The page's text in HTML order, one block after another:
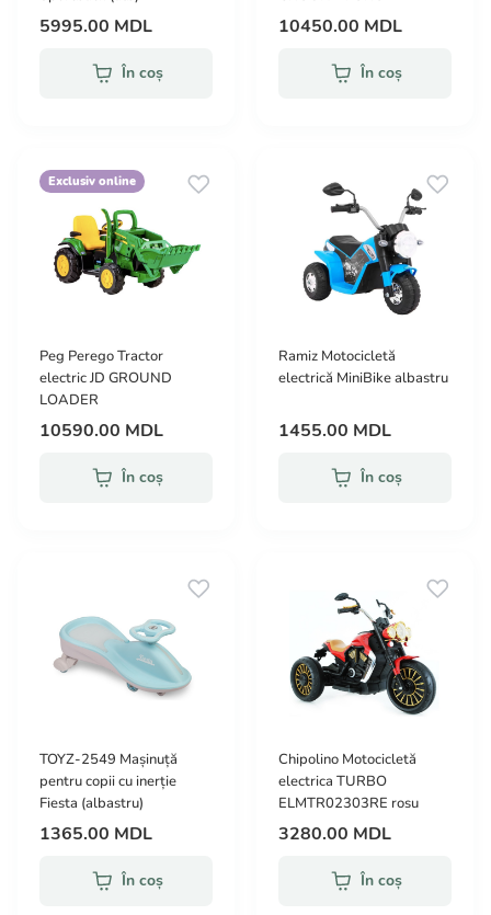
5995.00 MDL
În coș
10450.00 MDL
În coș
Exclusiv online
Peg Perego Tractor
electric JD GROUND
LOADER
10590.00 MDL
În coș
Ramiz Motocicletă
electrică MiniBike albastru
1455.00 MDL
În coș
TOYZ-2549 Mașinuță
pentru copii cu inerție
Fiesta (albastru)
1365.00 MDL
În coș
Chipolino Motocicletă
electrica TURBO
ELMTR02303RE rosu
3280.00 MDL
În coș